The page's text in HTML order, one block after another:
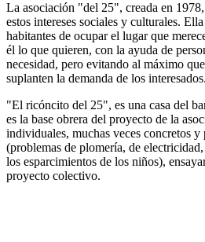
La asociación "del 25", creada en
estos intereses sociales y culturales.
habitantes de ocupar el lugar que
él lo que quieren, con la ayuda de
necesidad, pero evitando al máximo
suplanten la demanda de los interesados.
"El ricóncito del 25", es una casa del
es la base obrera del proyecto de la
individuales, muchas veces concretos y
(problemas de plomería, de
los esparcimientos de los niños),
proyecto colectivo.